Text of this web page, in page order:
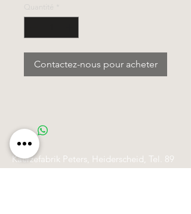
Quantité
Contactez-nous pour acheter
Käerzefabrik Peters, Heiderscheid, Tel. 89